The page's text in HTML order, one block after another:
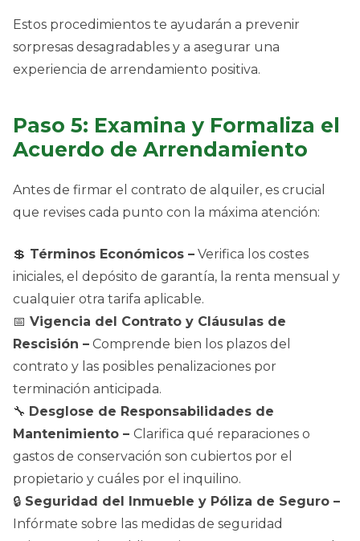
Estos procedimientos te ayudarán a prevenir
sorpresas desagradables y a asegurar una
experiencia de arrendamiento positiva.
Paso 5: Examina y Formaliza el
Acuerdo de Arrendamiento
Antes de firmar el contrato de alquiler, es crucial
que revises cada punto con la máxima atención:
💲 Términos Económicos – Verifica los costes
iniciales, el depósito de garantía, la renta mensual y
cualquier otra tarifa aplicable.
📅 Vigencia del Contrato y Cláusulas de
Rescisión – Comprende bien los plazos del
contrato y las posibles penalizaciones por
terminación anticipada.
🔧 Desglose de Responsabilidades de
Mantenimiento – Clarifica qué reparaciones o
gastos de conservación son cubiertos por el
propietario y cuáles por el inquilino.
🔒 Seguridad del Inmueble y Póliza de Seguro –
Infórmate sobre las medidas de seguridad